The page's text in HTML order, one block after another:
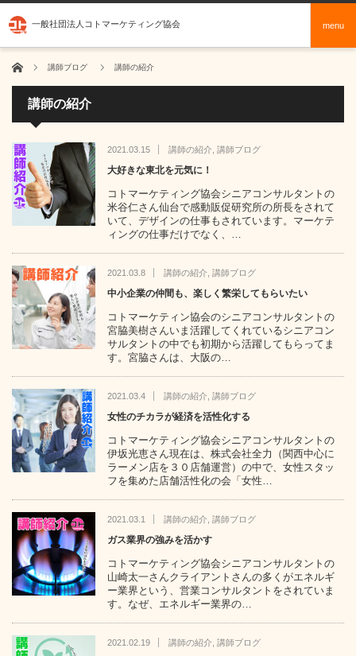
一般社団法人コトマーケティング協会 menu
ホーム 講師ブログ 講師の紹介
講師の紹介
2021.03.15 講師の紹介, 講師ブログ
大好きな東北を元気に！
コトマーケティング協会シニアコンサルタントの
米谷仁さん仙台で感動販促研究所の所長をされて
いて、デザインの仕事もされています。マーケテ
ィングの仕事だけでなく、…
2021.03.8 講師の紹介, 講師ブログ
中小企業の仲間も、楽しく繁栄してもらいたい
コトマーケティン協会のシニアコンサルタントの
宮脇美樹さんいま活躍してくれているシニアコン
サルタントの中でも初期から活躍してもらってま
す。宮脇さんは、大阪の…
2021.03.4 講師の紹介, 講師ブログ
女性のチカラが経済を活性化する
コトマーケティング協会シニアコンサルタントの
伊坂光恵さん現在は、株式会社全力（関西中心に
ラーメン店を３０店舗運営）の中で、女性スタッ
フを集めた店舗活性化の会「女性…
2021.03.1 講師の紹介, 講師ブログ
ガス業界の強みを活かす
コトマーケティング協会シニアコンサルタントの
山崎太一さんクライアントさんの多くがエネルギ
ー業界という、営業コンサルタントをされていま
す。なぜ、エネルギー業界の…
2021.02.19 講師の紹介, 講師ブログ